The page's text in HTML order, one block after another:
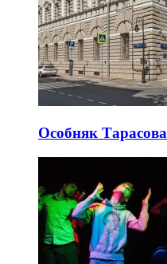
Особняк Тарасова